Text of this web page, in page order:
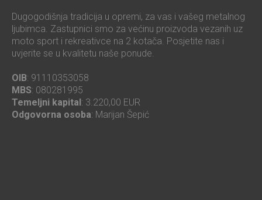
Dugogodišnja tradicija u opremi, za vas i vašeg metalnog
ljubimca. Zastupnici smo za većinu proizvoda vezanih uz
moto sport i rekreativce na 2 kotača. Posjetite nas i
uvjerite se u kvalitetu naše ponude.
OIB: 91110353058
MBS: 080281995
Temeljni kapital : 3.220,00 EUR
Odgovorna osoba: Marijan Šepić